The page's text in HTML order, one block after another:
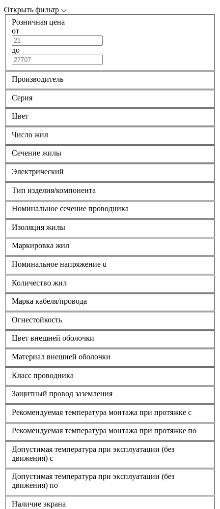
Открыть фильтр
Розничная цена
от
до
Производитель
Серия
Цвет
Число жил
Сечение жилы
Электрический
Тип изделия/компонента
Номинальное сечение проводника
Изоляция жилы
Маркировка жил
Номинальное напряжение u
Количество жил
Марка кабеля/провода
Огнестойкость
Цвет внешней оболочки
Материал внешней оболочки
Класс проводника
Защитный провод заземления
Рекомендуемая температура монтажа при протяжке с
Рекомендуемая температура монтажа при протяжке по
Допустимая температура при эксплуатации (без
движения) с
Допустимая температура при эксплуатации (без
движения) по
Наличие экрана